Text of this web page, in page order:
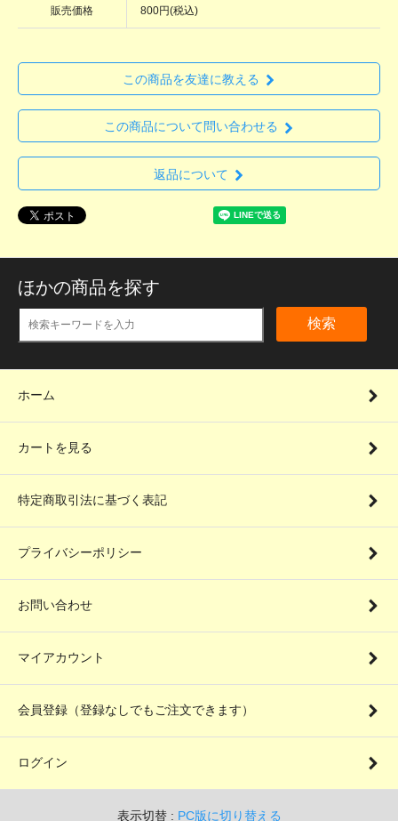
販売価格 800円(税込)
この商品を友達に教える
この商品について問い合わせる
返品について
ほかの商品を探す
検索
ホーム
カートを見る
特定商取引法に基づく表記
プライバシーポリシー
お問い合わせ
マイアカウント
会員登録（登録なしでもご注文できます）
ログイン
表示切替 : PC版に切り替える